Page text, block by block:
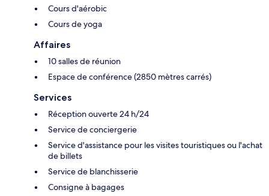
Cours d'aérobic
Cours de yoga
Affaires
10 salles de réunion
Espace de conférence (2850 mètres carrés)
Services
Réception ouverte 24 h/24
Service de conciergerie
Service d'assistance pour les visites touristiques ou l'achat
de billets
Service de blanchisserie
Consigne à bagages